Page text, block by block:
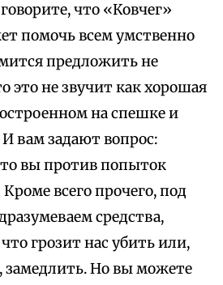
что «Ковчег»
помочь всем умственно
предложить не
это не звучит как хорошая
на спешке и
вам задают вопрос:
вы против попыток
всего прочего, под
средства,
грозит нас убить или,
Но вы можете